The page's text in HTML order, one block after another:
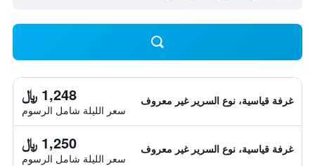
غرفة قياسية، نوع السرير غير معروف 1,248 ﷼
سعر الليلة شامل الرسوم
غرفة قياسية، نوع السرير غير معروف 1,250 ﷼
سعر الليلة شامل الرسوم